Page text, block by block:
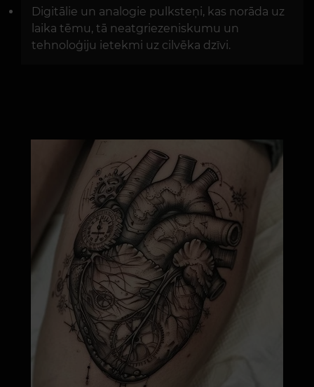
Digitālie un analogie pulksteņi, kas norāda uz
laika tēmu, tā neatgriezeniskumu un
tehnoloģiju ietekmi uz cilvēka dzīvi.